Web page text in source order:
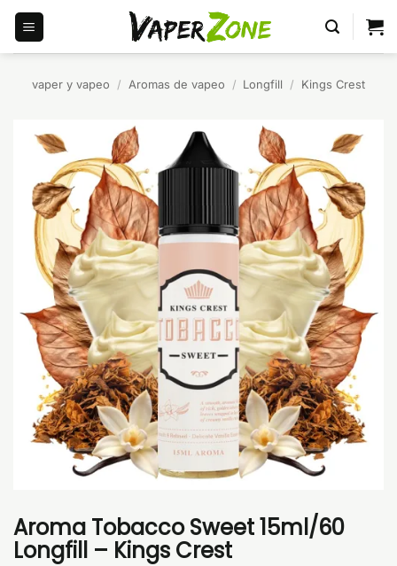
Saltar
contenido
vaper y vapeo / Aromas de vapeo / Longfill / Kings Crest
Aroma Tobacco Sweet 15ml/60
Longfill – Kings Crest